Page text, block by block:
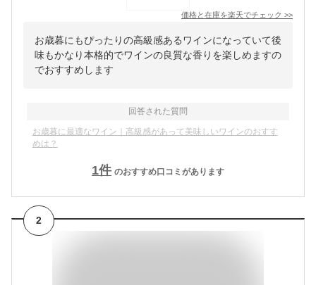
価格と在庫を楽天でチェック >>
お歳暮にもぴったりの高級感あるワインになっていて後
味もかなり本格的でワインの良質な香りを楽しめますの
でおすすめします
回答された質問
お歳暮に最適なワイン｜高級感があって美味しいワインのおすす
めは？
1件 のおすすめ口コミがあります
2